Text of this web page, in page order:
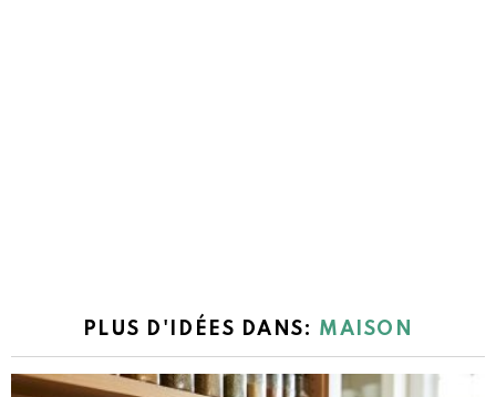
PLUS D'IDÉES DANS: MAISON